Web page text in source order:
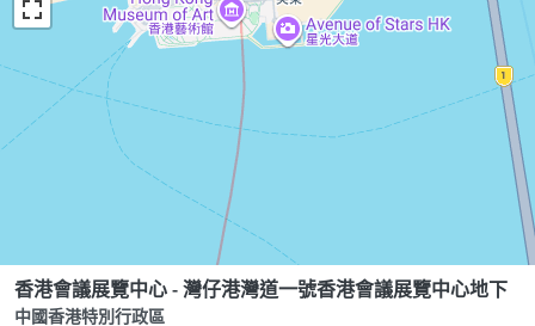
中國香港特別行政區
香港會議展覽中心 - 灣仔港灣道一號香港會議展覽中心地下